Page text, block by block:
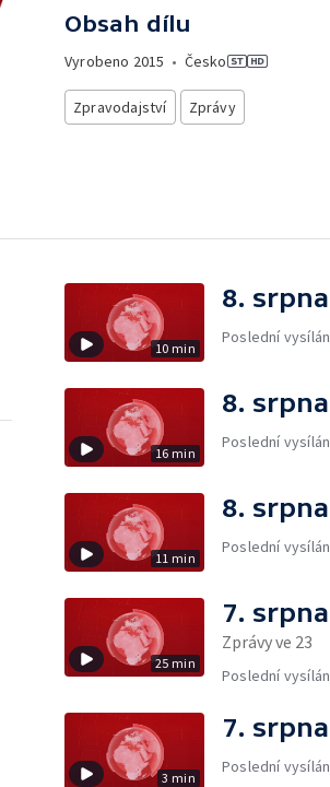
Obsah dílu
Vyrobeno 2015 • Česko
Zpravodajství Zprávy
10 min
8.
Poslední
16 min
8.
Poslední
11 min
8.
Poslední
25 min
7.
Zprávy ve 23
Poslední
3 min
7.
Poslední